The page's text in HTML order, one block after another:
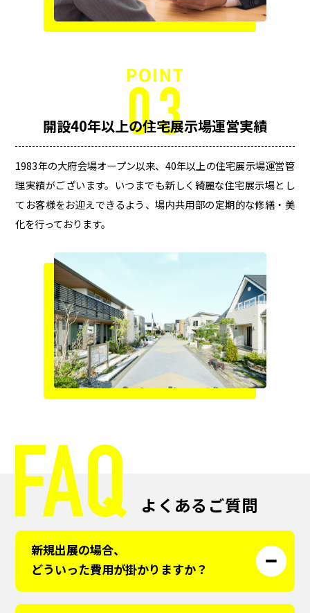
開設40年以上の住宅展示場運営実績
1983年の大府会場オープン以来、40年以上の住宅展示場運営管
理実績がございます。いつまでも新しく綺麗な住宅展示場とし
てお客様をお迎えできるよう、場内共用部の定期的な修繕・美
化を行っております。
よくあるご質問
新規出展の場合、
どういった費用が掛かりますか？